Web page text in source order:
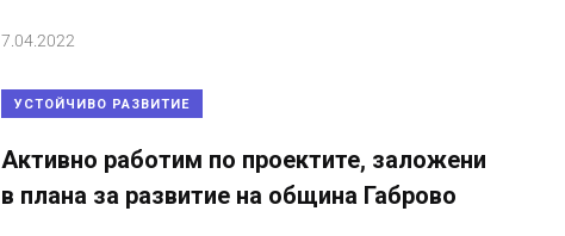
7.04.2022
УСТОЙЧИВО РАЗВИТИЕ
Активно работим по проектите, заложени
в плана за развитие на община Габрово